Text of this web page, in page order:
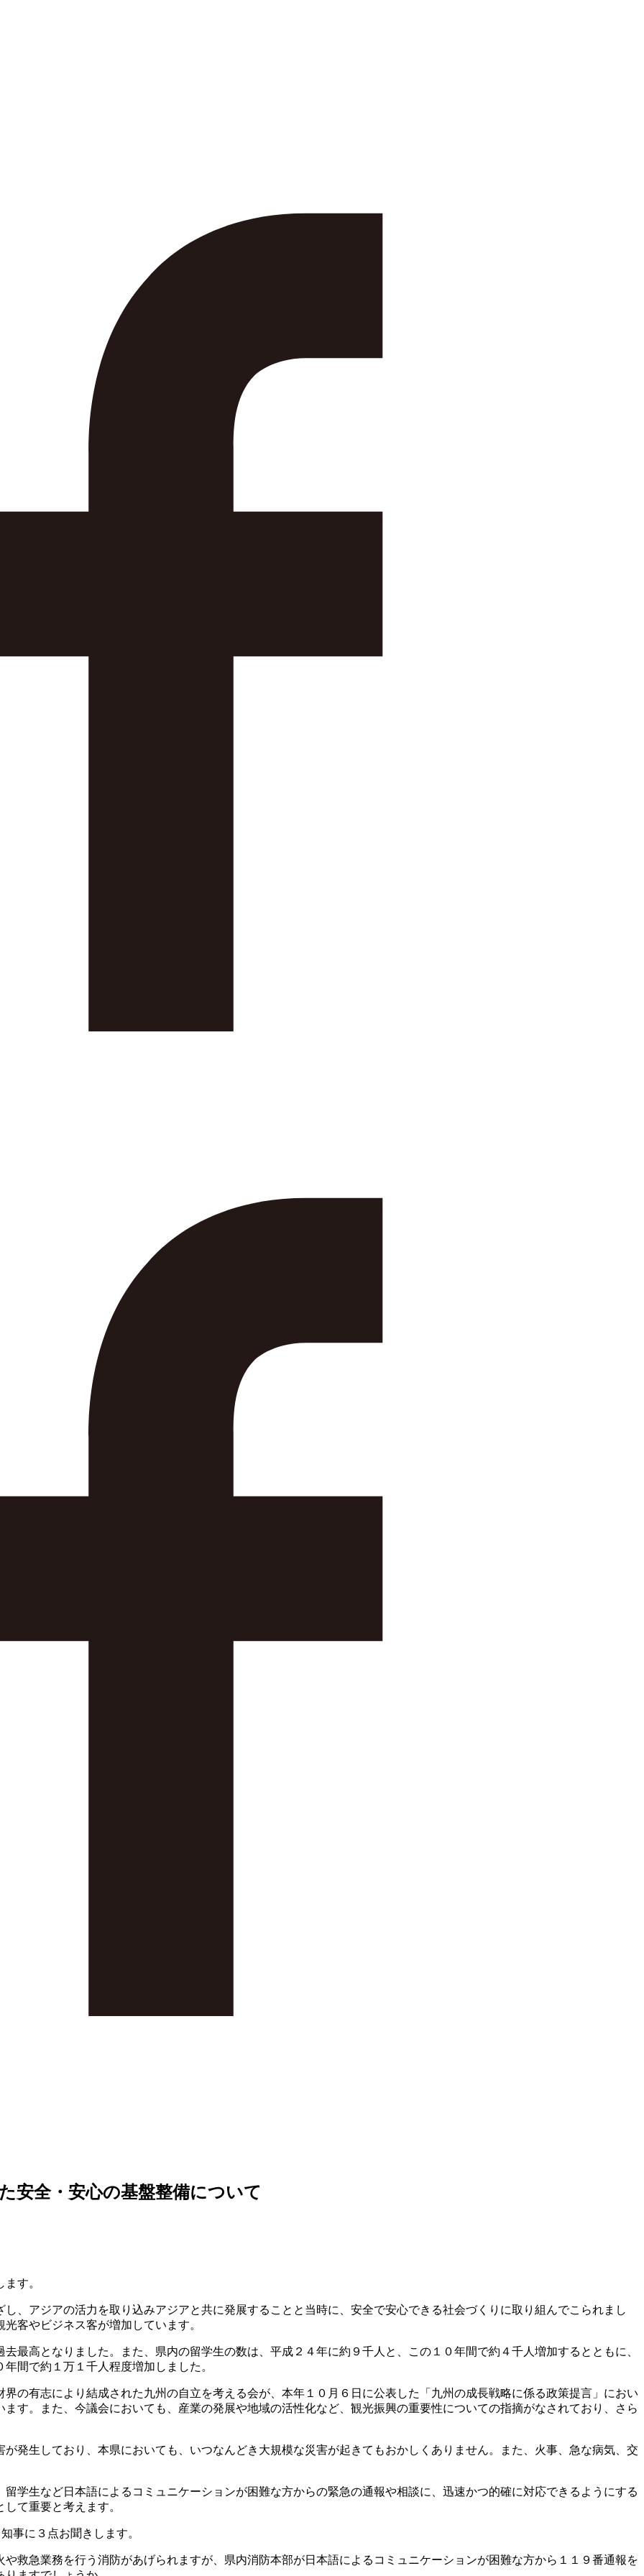
安全・安心の基盤整備について
す。
、アジアの活力を取り込みアジアと共に発展することと当時に、安全で安心できる社会づくりに取り組んでこられまし
客やビジネス客が増加しています。
最高となりました。また、県内の留学生の数は、平成２４年に約９千人と、この１０年間で約４千人増加するとともに、
間で約１万１千人程度増加しました。
の有志により結成された九州の自立を考える会が、本年１０月６日に公表した「九州の成長戦略に係る政策提言」におい
す。また、今議会においても、産業の発展や地域の活性化など、観光振興の重要性についての指摘がなされており、さら
発生しており、本県においても、いつなんどき大規模な災害が起きてもおかしくありません。また、火事、急な病気、交
学生など日本語によるコミュニケーションが困難な方からの緊急の通報や相談に、迅速かつ的確に対応できるようにする
て重要と考えます。
事に３点お聞きします。
救急業務を行う消防があげられますが、県内消防本部が日本語によるコミュニケーションが困難な方から１１９番通報を